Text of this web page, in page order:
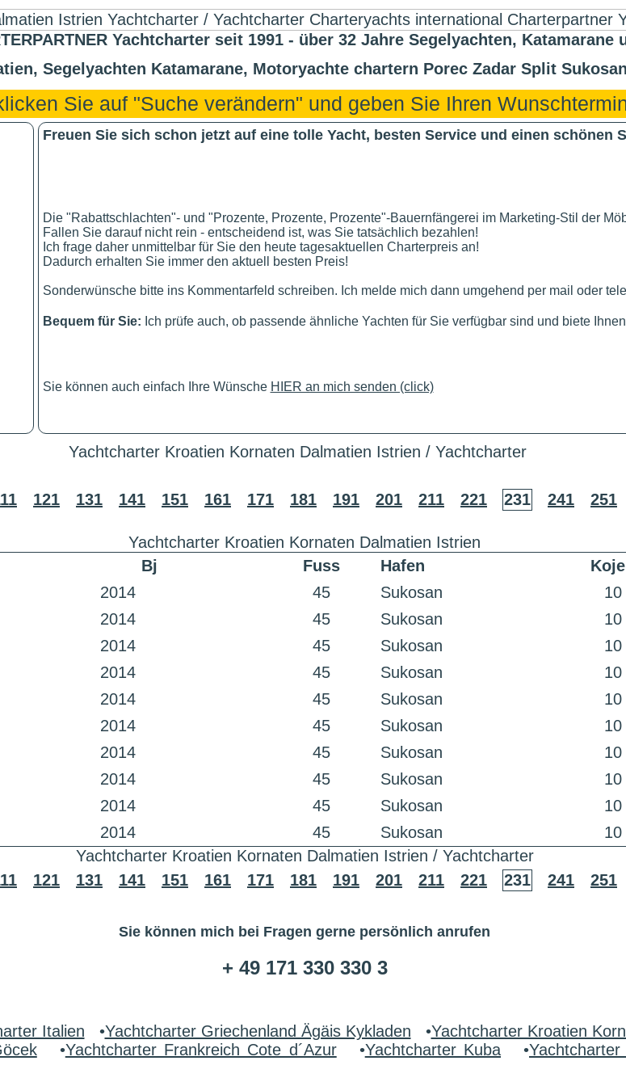
Yachtcharter seit 1991 - über 32 Jahre Segelyachten, Katamarane
Segelyachten Katamarane, Motoryachte chartern Porec Zadar Split
Sie auf "Suche verändern" und geben Sie Ihren
Freuen Sie sich schon jetzt auf eine tolle Yacht, besten Service und einen schönen
Die "Rabattschlachten"- und "Prozente, Prozente, Prozente"-Bauernfängerei im Marketing-Stil der
Fallen Sie darauf nicht rein - entscheidend ist, was Sie tatsächlich bezahlen!
Ich frage daher unmittelbar für Sie den heute tagesaktuellen Charterpreis an!
Dadurch erhalten Sie immer den aktuell besten Preis!
Sonderwünsche bitte ins Kommentarfeld schreiben. Ich melde mich dann umgehend per mail oder
Bequem für Sie: Ich prüfe auch, ob passende ähnliche Yachten für Sie verfügbar sind und biete
Sie können auch einfach Ihre Wünsche HIER an mich senden (click)
Yachtcharter Kroatien Kornaten Dalmatien Istrien / Yachtcharter
121 131 141 151 161 171 181 191 201 211 221 231 241 251
Yachtcharter Kroatien Kornaten Dalmatien Istrien
Bj Fuss Hafen
2014 45 Sukosan
10
2014 45 Sukosan
10
2014 45 Sukosan
10
2014 45 Sukosan
10
2014 45 Sukosan
10
2014 45 Sukosan
10
2014 45 Sukosan
10
2014 45 Sukosan
10
2014 45 Sukosan
10
2014 45 Sukosan
10
Yachtcharter Kroatien Kornaten Dalmatien Istrien / Yachtcharter
121 131 141 151 161 171 181 191 201 211 221 231 241 251
Sie können mich bei Fragen gerne persönlich anrufen
+ 49 171 330 330 3
Italien •Yachtcharter Griechenland Ägäis Kykladen •Yachtcharter Kroatien
•Yachtcharter Frankreich Cote d´Azur•Yachtcharter Kuba •